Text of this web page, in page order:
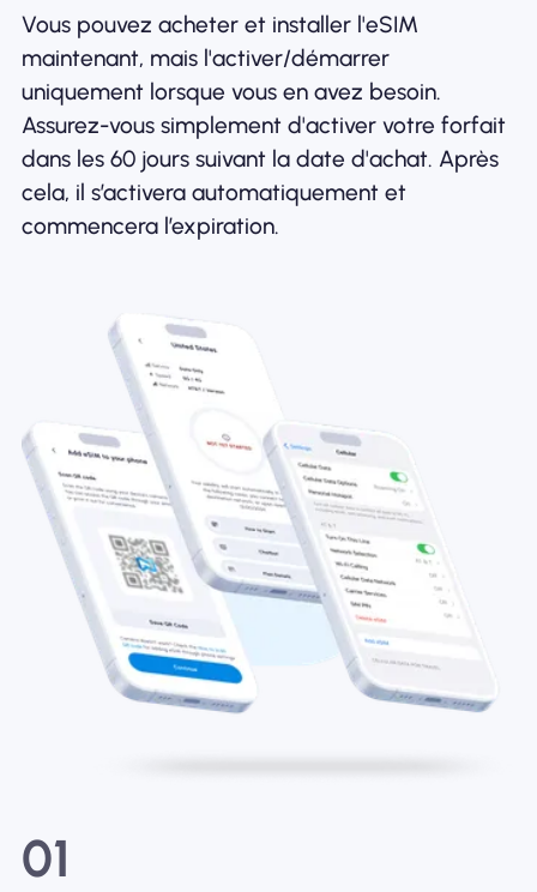
Vous pouvez acheter et installer l'eSIM
maintenant, mais l'activer/démarrer
uniquement lorsque vous en avez besoin.
Assurez-vous simplement d'activer votre forfait
dans les 60 jours suivant la date d'achat. Après
cela, il s’activera automatiquement et
commencera l’expiration.
01